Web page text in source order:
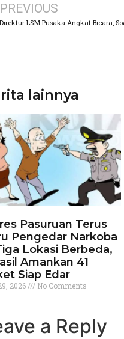
PREVIOUS
lainnya
Pasuruan Terus
Pengedar Narkoba
Lokasi Berbeda,
Amankan 41
Siap Edar
2026 No Comments
a Reply